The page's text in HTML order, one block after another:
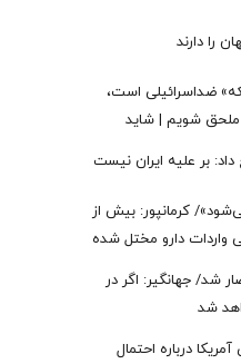
ضداسرائیلی است،
نه ضدایرانی | ما هم می‌توانیم به آن ملحق شویم | شاید
بر علیه ایران نیست
کرمانپور: بیش از
واردات دارو مختل شده
مردم است
شد/ جهانگیر: اگر در
شد
درباره احتمال